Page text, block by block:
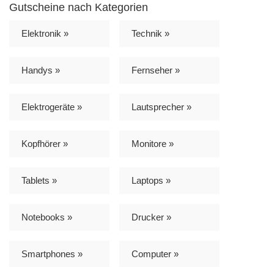
Gutscheine nach Kategorien
Elektronik » Technik »
Handys » Fernseher »
Elektrogeräte » Lautsprecher »
Kopfhörer » Monitore »
Tablets » Laptops »
Notebooks » Drucker »
Smartphones » Computer »